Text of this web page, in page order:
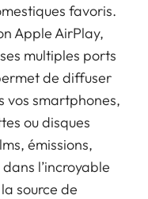
favoris.
Apple AirPlay,
multiples ports
de diffuser
vos smartphones,
ou disques
émissions,
l’incroyable
source de